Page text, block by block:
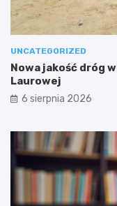
UNCATEGORIZED
Nowa jakość dróg
Laurowej
6 sierpnia 2026